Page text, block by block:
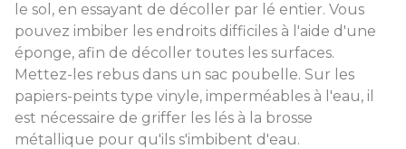
le sol, en essayant de décoller par lé entier. Vous
pouvez imbiber les endroits difficiles à l'aide d'une
éponge, afin de décoller toutes les surfaces.
Mettez-les rebus dans un sac poubelle. Sur les
papiers-peints type vinyle, imperméables à l'eau, il
est nécessaire de griffer les lés à la brosse
métallique pour qu'ils s'imbibent d'eau.